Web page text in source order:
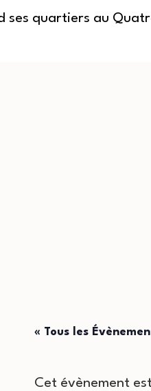
ses quartiers au
« Tous les
Cet évènement